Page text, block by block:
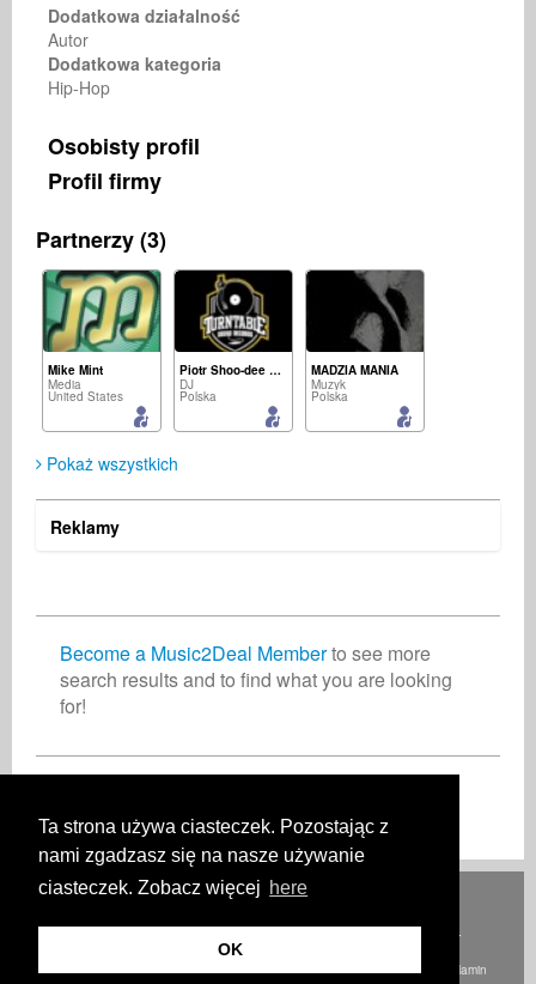
Ta strona używa ciasteczek. Pozostając z
nami zgadzasz się na nasze używanie
ciasteczek. Zobacz więcej here
OK
Dodatkowa działalność
Autor
Dodatkowa kategoria
Hip-Hop
Osobisty profil
Profil firmy
Partnerzy (3)
Mike Mint
Media
United States
Piotr Shoo-dee Mergalski
DJ
Polska
MADZIA MANIA
Muzyk
Polska
Pokaż wszystkich
Reklamy
Become a Music2Deal Memberto see more
search results and to find what you are looking
for!
Deutsch English Español Français Polski Русский
PYTANIA I ODPOWIEDZI KONTAKT
© Prawa autorskie Music2Deal 2026. Wszelkie prawa zastrzeżone.
Regulamin